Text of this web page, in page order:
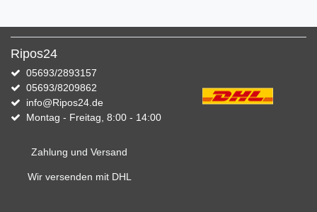
Ripos24
05693/2893157
05693/8209862
info@Ripos24.de
Montag - Freitag, 8:00 - 14:00
Zahlung und Versand
Wir versenden mit DHL